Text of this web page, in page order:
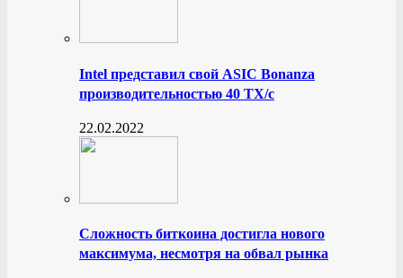
Intel представил свой ASIC Bonanza
производительностью 40 ТХ/с
22.02.2022
Сложность биткоина достигла нового
максимума, несмотря на обвал рынка